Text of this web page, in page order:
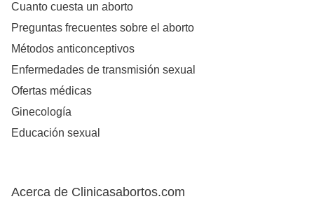
Cuanto cuesta un aborto
Preguntas frecuentes sobre el aborto
Métodos anticonceptivos
Enfermedades de transmisión sexual
Ofertas médicas
Ginecología
Educación sexual
Acerca de Clinicasabortos.com